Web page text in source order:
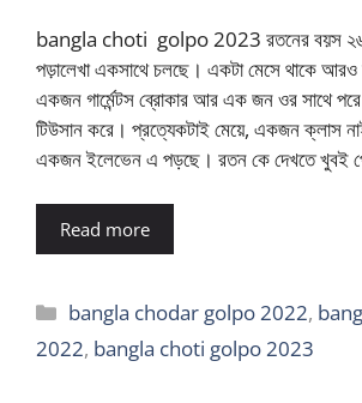
bangla choti golpo 2023 রতনের বয়স
পড়ালেখা একসাথে চলছে। একটা মেসে থাকে
একজন গার্মেন্টস ব্রোকার আর এক জন ওর সাথে
টিউসান করে। প্রত্যেকটাই মেয়ে, একজন ক্লাস
একজন ইলেভেন এ পড়ছে। রতন কে দেখতে খুবই
Read more
Categories
bangla chodar golpo 2022,
2022, bangla choti golpo 2023